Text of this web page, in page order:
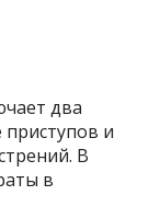
два
и
В
в